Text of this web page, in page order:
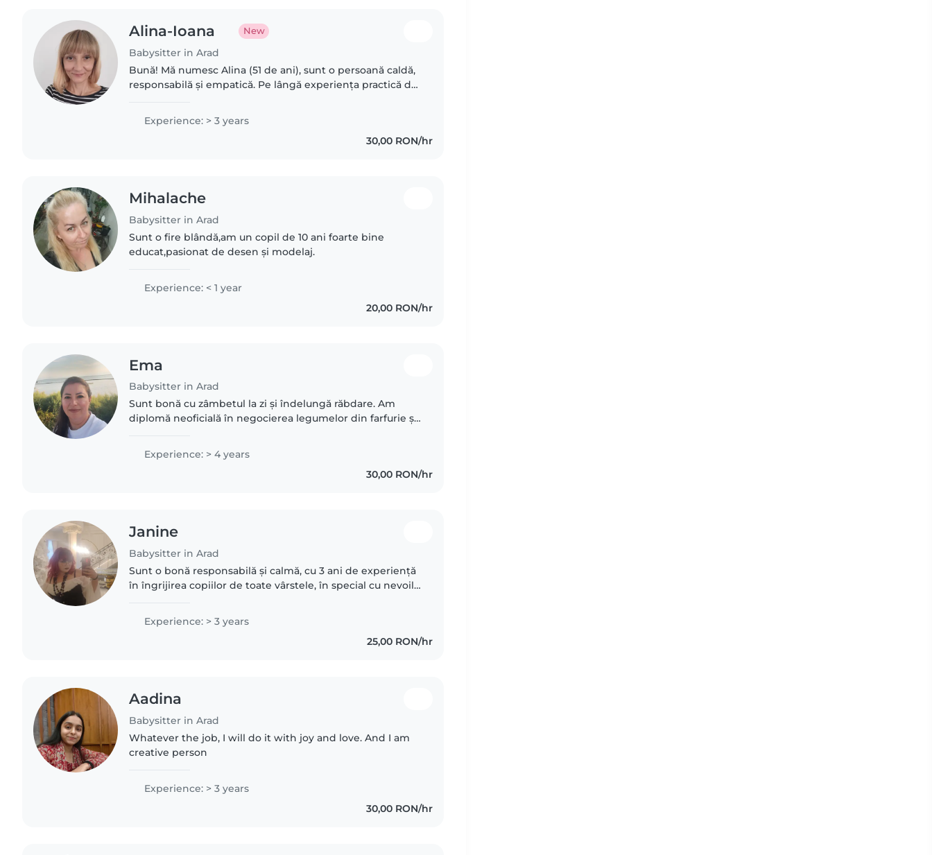
Alina-Ioana New
Babysitter in Arad
Bună! Mă numesc Alina (51 de ani), sunt o persoană caldă,
responsabilă și empatică. Pe lângă experiența practică de
cu nevoi..
Experience: > 3 years
30,00 RON/hr
Mihalache
Babysitter in Arad
Sunt o fire blândă,am un copil de 10 ani foarte bine
educat,pasionat de desen și modelaj.
Experience: < 1 year
20,00 RON/hr
Ema
Babysitter in Arad
Sunt bonă cu zâmbetul la zi și îndelungă răbdare. Am
diplomă neoficială în negocierea legumelor din farfurie și
Distracția..
Experience: > 4 years
30,00 RON/hr
Janine
Babysitter in Arad
Sunt o bonă responsabilă și calmă, cu 3 ani de experiență
în îngrijirea copiilor de toate vârstele, în special cu nevoile
tulburări..
Experience: > 3 years
25,00 RON/hr
Aadina
Babysitter in Arad
Whatever the job, I will do it with joy and love. And I am
creative person
Experience: > 3 years
30,00 RON/hr